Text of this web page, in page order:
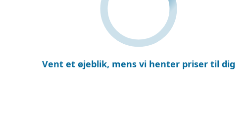
Vent et øjeblik, mens vi henter priser til dig